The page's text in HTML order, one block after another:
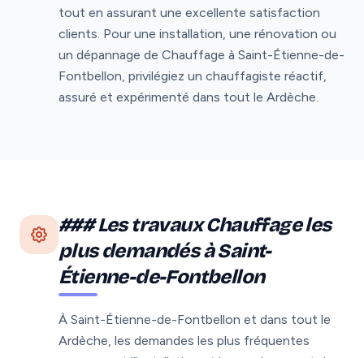
tout en assurant une excellente satisfaction
clients. Pour une installation, une rénovation ou
un dépannage de Chauffage à Saint-Étienne-de-
Fontbellon, privilégiez un chauffagiste réactif,
assuré et expérimenté dans tout le Ardèche.
### Les travaux Chauffage les
plus demandés à Saint-
Étienne-de-Fontbellon
À Saint-Étienne-de-Fontbellon et dans tout le
Ardèche, les demandes les plus fréquentes